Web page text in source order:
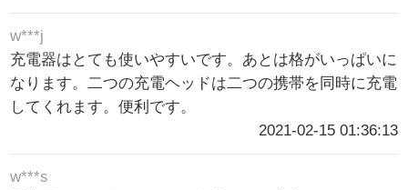
w***j
充電器はとても使いやすいです。あとは格がいっぱいに
なります。二つの充電ヘッドは二つの携帯を同時に充電
してくれます。便利です。
2021-02-15 01:36:13
w***s